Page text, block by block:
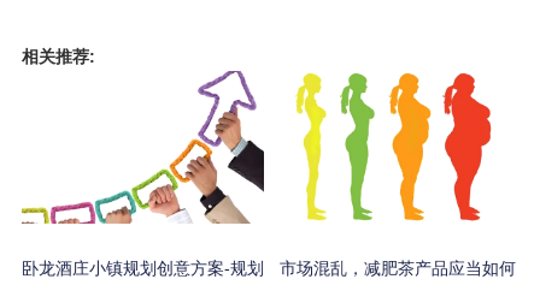
相关推荐:
卧龙酒庄小镇规划创意方案-规划
市场混乱，减肥茶产品应当如何